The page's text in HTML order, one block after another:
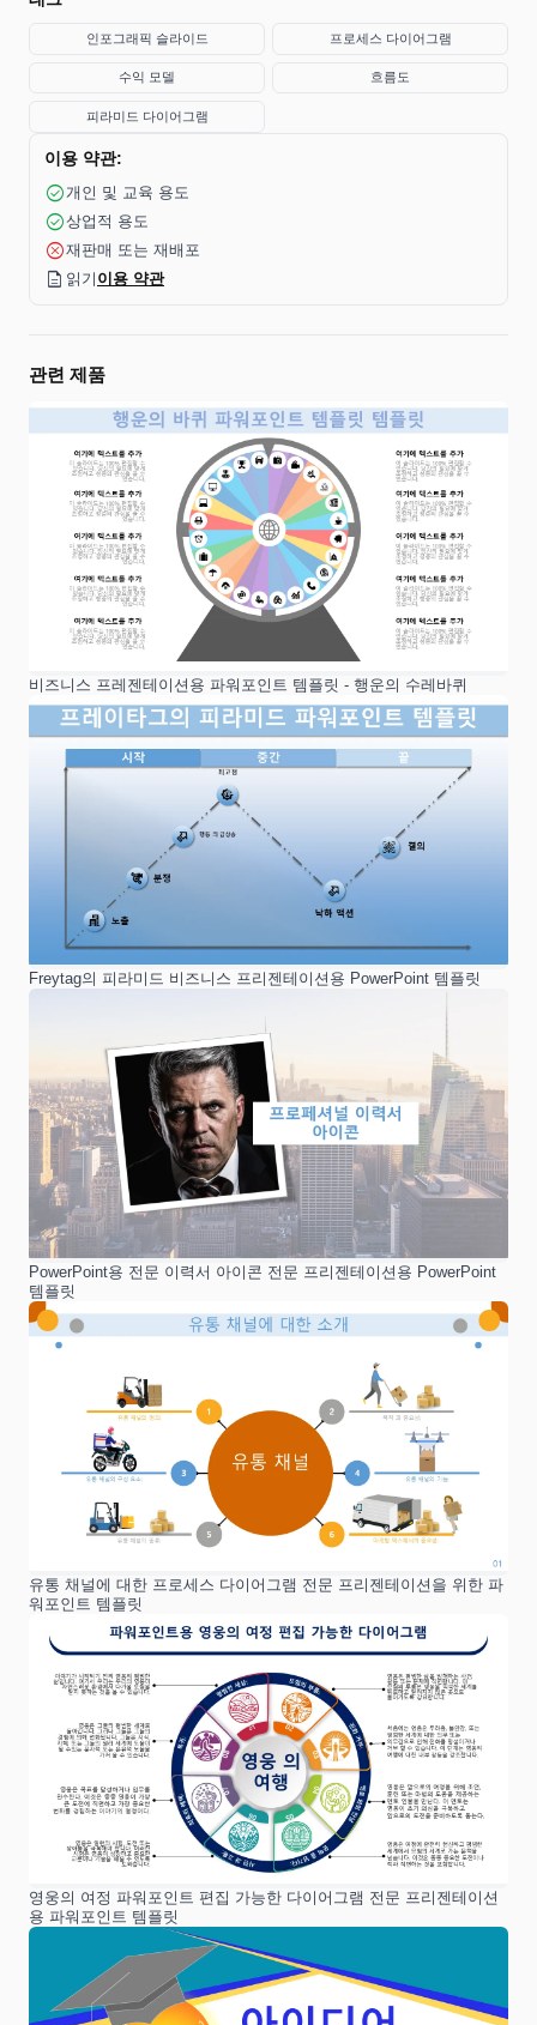
인포그래픽 슬라이드 프로세스 다이어그램
수익 모델 흐름도
피라미드 다이어그램
이용 약관:
check_circle 개인 및 교육 용도
check_circle상업적 용도
cancel재판매 또는 재배포
description 읽기 이용 약관
관련 제품
비즈니스 프레젠테이션용 파워포인트 템플릿 - 행운의 수레바퀴
Freytag의 피라미드 비즈니스 프리젠테이션용 PowerPoint 템플릿
PowerPoint용 전문 이력서 아이콘 전문 프리젠테이션용 PowerPoint
템플릿
유통 채널에 대한 프로세스 다이어그램 전문 프리젠테이션을 위한 파
워포인트 템플릿
영웅의 여정 파워포인트 편집 가능한 다이어그램 전문 프리젠테이션
용 파워포인트 템플릿